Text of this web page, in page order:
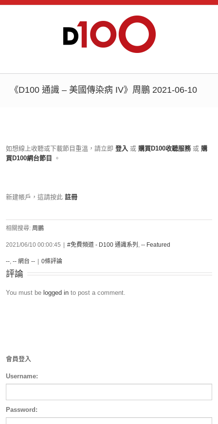
《D100 通識 – 美國傳染病 IV》周鵬 2021-06-10
如想線上收聽或下載節目重溫，請立即 登入 或 購買D100收聽服務 或 購
買D100網台節目
。
新建帳戶，這請按此 註冊
相關搜尋: 周鵬
2021/06/10 00:00:45 #免費頻道 - D100 通識系列 , -- Featured
--, -- 網台 -- 0條評論
評論
You must be logged in to post a comment.
會員登入
Username:
Password: